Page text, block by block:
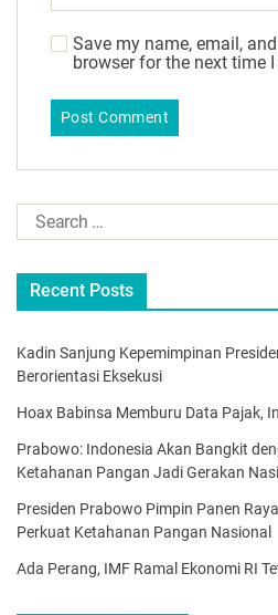
Save my name, email,
browser for the next time
Recent Posts
Kadin Sanjung Kepemimpinan
Berorientasi Eksekusi
Hoax Babinsa Memburu Data Pajak,
Prabowo: Indonesia Akan Bangkit
Ketahanan Pangan Jadi Gerakan
Presiden Prabowo Pimpin Panen
Perkuat Ketahanan Pangan Nasional
Ada Perang, IMF Ramal Ekonomi RI